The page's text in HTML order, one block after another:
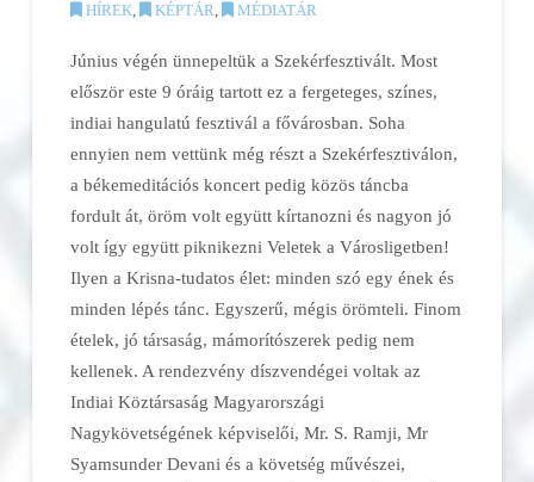
HÍREK, KÉPTÁR, MÉDIATÁR
Június végén ünnepeltük a Szekérfesztivált. Most
először este 9 óráig tartott ez a fergeteges, színes,
indiai hangulatú fesztivál a fővárosban. Soha
ennyien nem vettünk még részt a Szekérfesztiválon,
a békemeditációs koncert pedig közös táncba
fordult át, öröm volt együtt kírtanozni és nagyon jó
volt így együtt piknikezni Veletek a Városligetben!
Ilyen a Krisna-tudatos élet: minden szó egy ének és
minden lépés tánc. Egyszerű, mégis örömteli. Finom
ételek, jó társaság, mámorítószerek pedig nem
kellenek. A rendezvény díszvendégei voltak az
Indiai Köztársaság Magyarországi
Nagykövetségének képviselői, Mr. S. Ramji, Mr
Syamsunder Devani és a követség művészei,